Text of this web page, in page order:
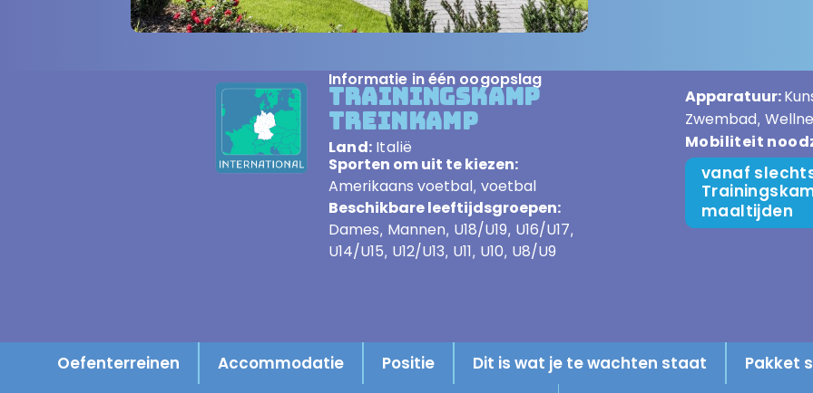
Informatie in één oogopslag
Trainingskamp
Treinkamp
Land: Italië
Sporten om uit te kiezen:
Amerikaans voetbal, voetbal
Beschikbare leeftijdsgroepen:
Dames, Mannen, U18/U19, U16/U17,
U14/U15, U12/U13, U11, U10, U8/U9
Apparatuur:
Zwembad,
Mobiliteit
vanaf
maaltijden
Oefenterreinen Accommodatie Positie Dit is wat je te wachten staat
Pakket